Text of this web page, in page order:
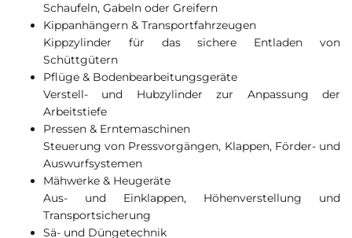
Schaufeln, Gabeln oder Greifern
Kippanhängern & Transportfahrzeugen
Kippzylinder für das sichere Entladen von
Schüttgütern
Pflüge & Bodenbearbeitungsgeräte
Verstell- und Hubzylinder zur Anpassung der
Arbeitstiefe
Pressen & Erntemaschinen
Steuerung von Pressvorgängen, Klappen, Förder- und
Auswurfsystemen
Mähwerke & Heugeräte
Aus- und Einklappen, Höhenverstellung und
Transportsicherung
Sä- und Düngetechnik